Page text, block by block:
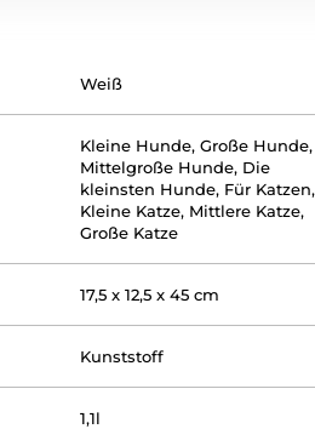
Weiß
Kleine Hunde,Große Hunde,
Mittelgroße Hunde, Die
kleinsten Hunde, Für Katzen,
Kleine Katze, Mittlere Katze,
Große Katze
17,5 x 12,5 x 45 cm
Kunststoff
1,1l